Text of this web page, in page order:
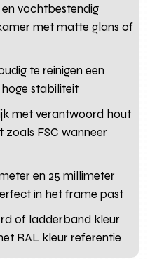
vochtbestendig
met matte glans of
te reinigen een
stabiliteit
met verantwoord hout
FSC wanneer
en 25 millimeter
in het frame past
of ladderband kleur
RAL kleur referentie